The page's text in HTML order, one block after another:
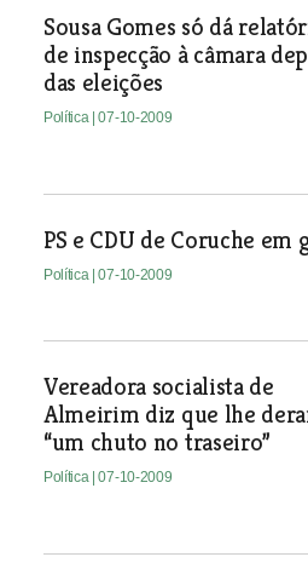
Sousa Gomes só dá
de inspecção à câmara
das eleições
Política | 07-10-2009
PS e CDU de Coruche em
Política | 07-10-2009
Vereadora socialista de
Almeirim diz que lhe
“um chuto no traseiro”
Política | 07-10-2009